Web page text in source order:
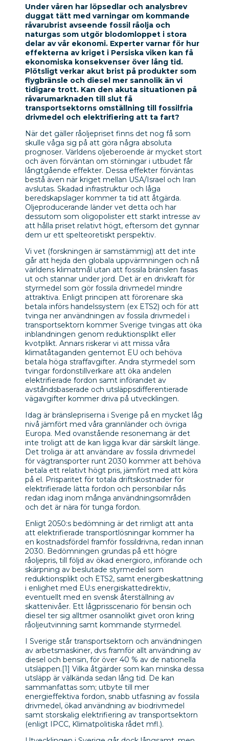
Under våren har löpsedlar och analysbrev
duggat tätt med varningar om kommande
råvarubrist avseende fossil råolja och
naturgas som utgör blodomloppet i stora
delar av vår ekonomi. Experter varnar för hur
effekterna av kriget i Persiska viken kan få
ekonomiska konsekvenser över lång tid.
Plötsligt verkar akut brist på produkter som
flygbränsle och diesel mer sannolik än vi
tidigare trott. Kan den akuta situationen på
råvarumarknaden till slut få
transportsektorns omställning till fossilfria
drivmedel och elektrifiering att ta fart?
När det gäller råoljepriset finns det nog få som
skulle våga sig på att göra några absoluta
prognoser. Världens oljeberoende är mycket stort
och även förväntan om störningar i utbudet får
långtgående effekter. Dessa effekter förväntas
bestå även när kriget mellan USA/Israel och Iran
avslutas. Skadad infrastruktur och låga
beredskapslager kommer ta tid att åtgärda.
Oljeproducerande länder vet detta och har
dessutom som oligopolister ett starkt intresse av
att hålla priset relativt högt, eftersom det gynnar
dem ur ett spelteoretiskt perspektiv.
Vi vet (forskningen är samstämmig) att det inte
går att hejda den globala uppvärmningen och nå
världens klimatmål utan att fossila bränslen fasas
ut och stannar under jord. Det är en drivkraft för
styrmedel som gör fossila drivmedel mindre
attraktiva. Enligt principen att förorenare ska
betala införs handelssystem (ex ETS2) och för att
tvinga ner användningen av fossila drivmedel i
transportsektorn kommer Sverige tvingas att öka
inblandningen genom reduktionsplikt eller
kvotplikt. Annars riskerar vi att missa våra
klimatåtaganden gentemot EU och behöva
betala höga straffavgifter. Andra styrmedel som
tvingar fordonstillverkare att öka andelen
elektrifierade fordon samt införandet av
avståndsbaserade och utsläppsdifferentierade
vägavgifter kommer driva på utvecklingen.
Idag är bränslepriserna i Sverige på en mycket låg
nivå jämfört med våra grannländer och övriga
Europa. Med ovanstående resonemang är det
inte troligt att de kan ligga kvar där särskilt länge.
Det troliga är att användare av fossila drivmedel
för vägtransporter runt 2030 kommer att behöva
betala ett relativt högt pris, jämfört med att köra
på el. Prisparitet för totala driftskostnader för
elektrifierade lätta fordon och personbilar nås
redan idag inom många användningsområden
och det är nära för tunga fordon.
Enligt 2050:s bedömning är det rimligt att anta
att elektrifierade transportlösningar kommer ha
en kostnadsfördel framför fossildrivna, redan innan
2030. Bedömningen grundas på ett högre
råoljepris, till följd av ökad energioro, införande och
skärpning av beslutade styrmedel som
reduktionsplikt och ETS2, samt energibeskattning
i enlighet med EU:s energiskattedirektiv,
eventuellt med en svensk återställning av
skattenivåer. Ett lågprisscenario för bensin och
diesel ter sig alltmer osannolikt givet oron kring
råoljeutvinning samt kommande styrmedel.
I Sverige står transportsektorn och användningen
av arbetsmaskiner, dvs framför allt användning av
diesel och bensin, för över 40 % av de nationella
utsläppen.[1] Vilka åtgärder som kan minska dessa
utsläpp är välkända sedan lång tid. De kan
sammanfattas som; utbyte till mer
energieffektiva fordon, snabb utfasning av fossila
drivmedel, ökad användning av biodrivmedel
samt storskalig elektrifiering av transportsektorn
(enligt IPCC, Klimatpolitiska rådet mfl.).